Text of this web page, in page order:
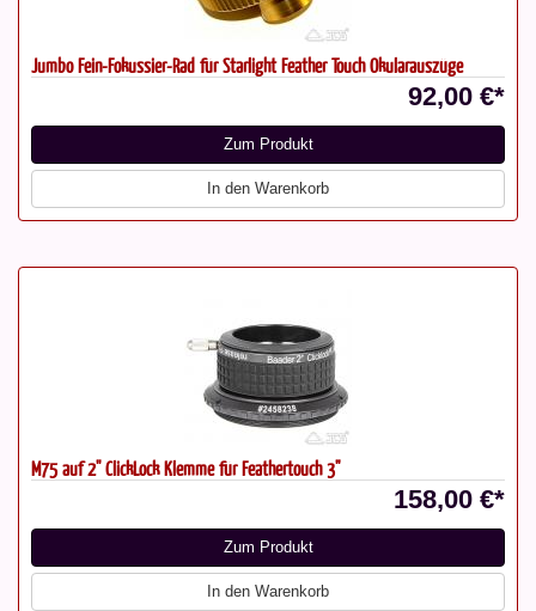
Jumbo Fein-Fokussier-Rad für Starlight Feather Touch Okularauszüge
92,00 €*
Zum Produkt
In den Warenkorb
M75 auf 2'' ClickLock Klemme für Feathertouch 3"
158,00 €*
Zum Produkt
In den Warenkorb